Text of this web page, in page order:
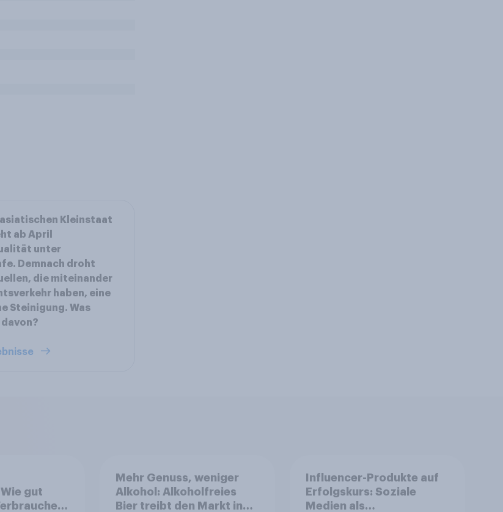
Kleinstaat
ab April
unter
Demnach droht
die miteinander
haben, eine
Steinigung. Was
davon?
gut
Mehr Genuss, weniger
Alkohol: Alkoholfreies
Bier treibt den Markt in
Influencer-Produkte auf
Erfolgskurs: Soziale
Medien als